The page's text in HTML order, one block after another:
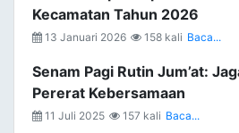
Kecamatan Tahun 2026
13 Januari 2026 158 kali Baca...
Senam Pagi Rutin Jum’at:
Pererat Kebersamaan
11 Juli 2025 157 kali Baca...